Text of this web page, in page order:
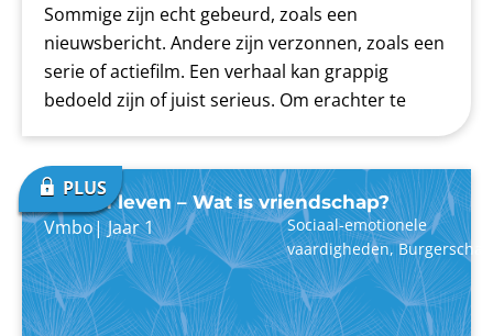
Sommige zijn echt gebeurd, zoals een
nieuwsbericht. Andere zijn verzonnen, zoals een
serie of actiefilm. Een verhaal kan grappig
bedoeld zijn of juist serieus. Om erachter te
Samen leven – Wat is vriendschap?
Vmbo|Jaar 1
Sociaal-emotionele
vaardigheden,Burgerschap